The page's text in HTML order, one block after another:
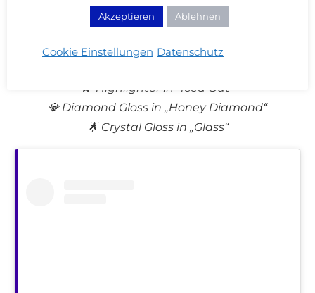
nichts dabei, was ich unbedingt brauche.
💫 Highlighter in “Iced Out”
💎 Diamond Gloss in „Honey Diamond“
🌟 Crystal Gloss in „Glass“
Akzeptieren Ablehnen
Cookie Einstellungen Datenschutz